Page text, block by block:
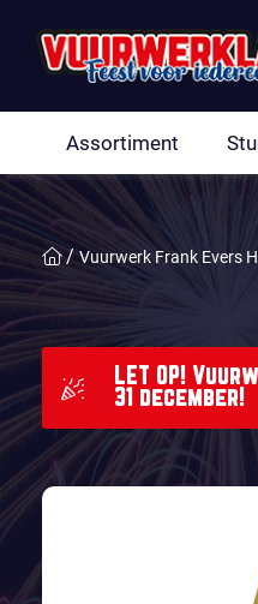
Assortiment
Vuurwerk Frank Evers
LET OP!
31 december!